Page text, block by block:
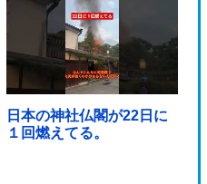
日本の神社仏閣が22日に
１回燃えてる。